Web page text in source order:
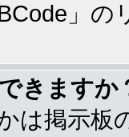
」
きますか
は掲示板